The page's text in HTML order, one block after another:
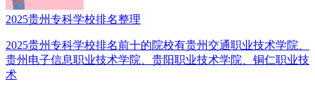
2025贵州专科学校排名整理
2025贵州专科学校排名前十的院校有贵州交通职业技术学院、
贵州电子信息职业技术学院、贵阳职业技术学院、铜仁职业技
术